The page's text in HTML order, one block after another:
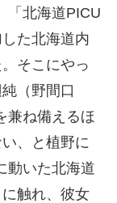
「北海道PICU
た北海道内
そこにやっ
（野間口
兼ね備えるほ
、と植野に
動いた北海道
触れ、彼女